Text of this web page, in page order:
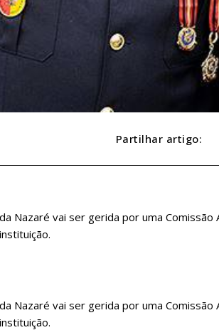
Partilhar artigo:
Nazaré vai ser gerida por uma
Nazaré vai ser gerida por uma